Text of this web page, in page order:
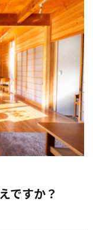
ですか？